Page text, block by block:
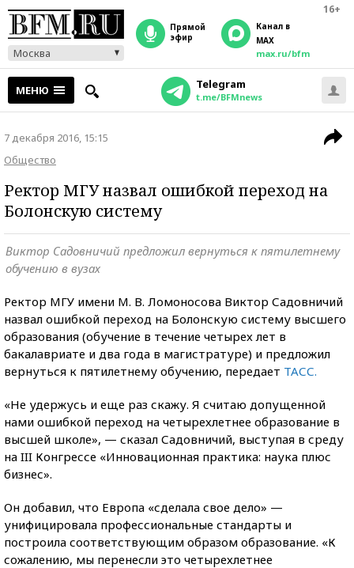
16+
Москва
прямой
эфир
Канал в
MAX
max.ru/bfm
МЕНЮ Telegram
t.me/BFMnews
7 декабря 2016, 15:15
Общество
Ректор МГУ назвал ошибкой переход на
Болонскую систему
Виктор Садовничий предложил вернуться к пятилетнему
обучению в вузах
Ректор МГУ имени М. В. Ломоносова Виктор Садовничий
назвал ошибкой переход на Болонскую систему высшего
образования (обучение в течение четырех лет в
бакалавриате и два года в магистратуре) и предложил
вернуться к пятилетнему обучению, передает ТАСС.
«Не удержусь и еще раз скажу. Я считаю допущенной
нами ошибкой переход на четырехлетнее образование в
высшей школе», — сказал Садовничий, выступая в среду
на III Конгрессе «Инновационная практика: наука плюс
бизнес».
Он добавил, что Европа «сделала свое дело» —
унифицировала профессиональные стандарты и
построила соответствующим образом образование. «К
сожалению, мы перенесли это четырехлетнее